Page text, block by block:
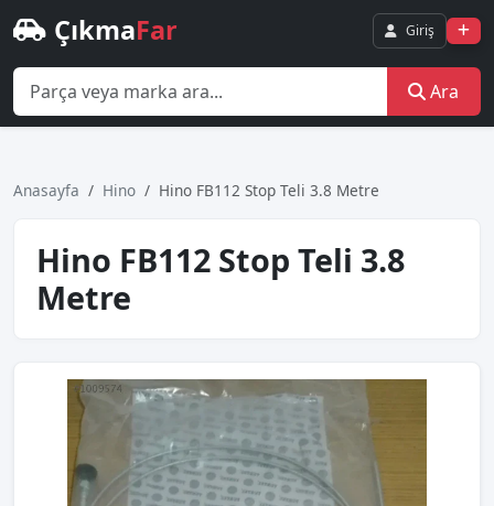
ÇıkmaFar Giriş
Ara
Anasayfa Hino Hino FB112 Stop Teli 3.8 Metre
Hino FB112 Stop Teli 3.8
Metre